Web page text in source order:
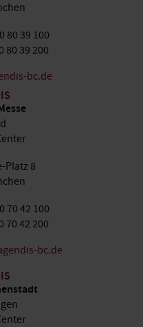
80 39 100
80 39 200
bc.de
Platz 8
70 42 100
70 42 200
bc.de